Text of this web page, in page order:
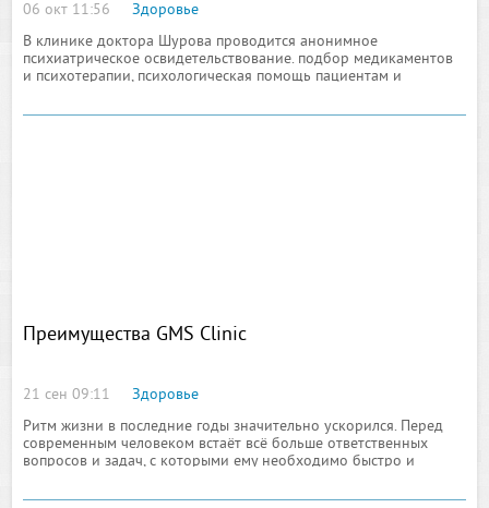
06 окт 11:56
Здоровье
В клинике доктора Шурова проводится анонимное
психиатрическое освидетельствование. подбор медикаментов
и психотерапии, психологическая помощь пациентам и
Преимущества GMS Clinic
21 сен 09:11
Здоровье
Ритм жизни в последние годы значительно ускорился. Перед
современным человеком встаёт всё больше ответственных
вопросов и задач, с которыми ему необходимо быстро и
не все, а последствием хронических стрессов, недосыпания,